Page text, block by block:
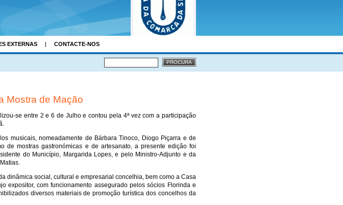
EXTERNAS CONTACTE-NOS
Mostra de Mação
se entre 2 e 6 de Julho e contou pela 4ª vez com a participação
musicais, nomeadamente de Bárbara Tinoco, Diogo Piçarra e de
de mostras gastronómicas e de artesanato, a presente edição foi
do Município, Margarida Lopes, e pelo Ministro-Adjunto e da
dinâmica social, cultural e empresarial concelhia, bem como a Casa
expositor, com funcionamento assegurado pelos sócios Florinda e
diversos materiais de promoção turística dos concelhos da